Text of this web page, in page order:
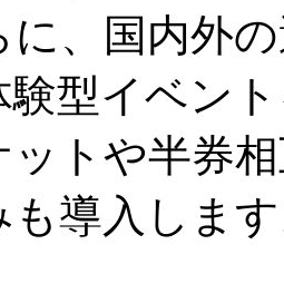
に、国内外
験型イベン
ットや半券
も導入しま